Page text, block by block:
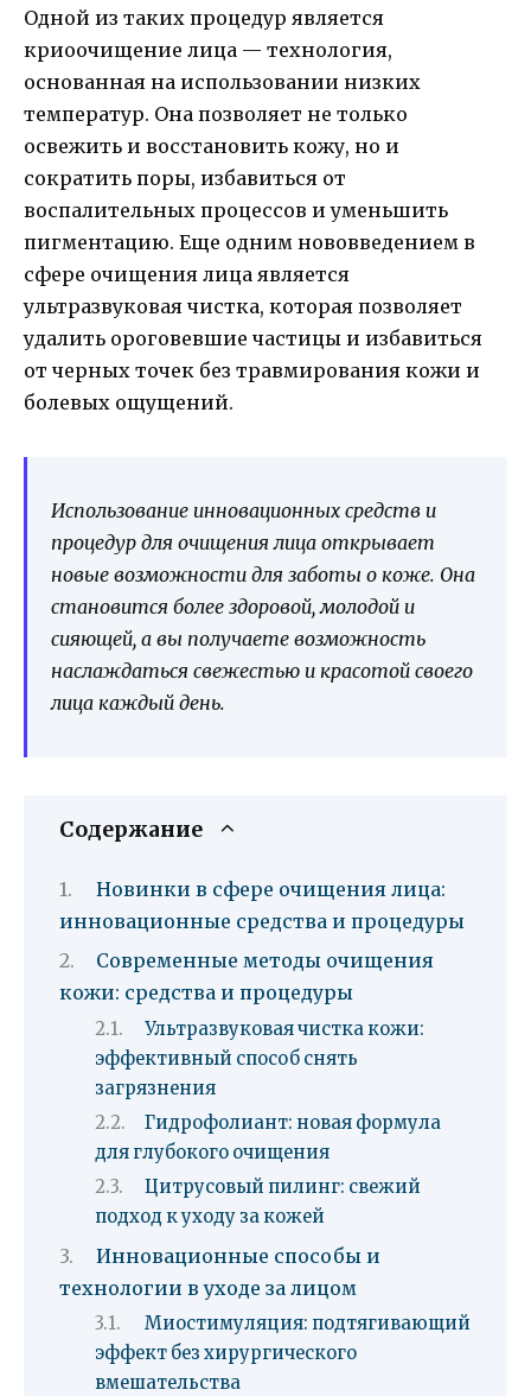
Одной из таких процедур является
криоочищение лица — технология,
основанная на использовании низких
температур. Она позволяет не только
освежить и восстановить кожу, но и
сократить поры, избавиться от
воспалительных процессов и уменьшить
пигментацию. Еще одним нововведением в
сфере очищения лица является
ультразвуковая чистка, которая позволяет
удалить ороговевшие частицы и избавиться
от черных точек без травмирования кожи и
болевых ощущений.
Использование инновационных средств и
процедур для очищения лица открывает
новые возможности для заботы о коже. Она
становится более здоровой, молодой и
сияющей, а вы получаете возможность
наслаждаться свежестью и красотой своего
лица каждый день.
Содержание
Новинки в сфере очищения лица:
инновационные средства и процедуры
Современные методы очищения
кожи: средства и процедуры
Ультразвуковая чистка кожи:
эффективный способ снять
загрязнения
Гидрофолиант: новая формула
для глубокого очищения
Цитрусовый пилинг: свежий
подход к уходу за кожей
Инновационные способы и
технологии в уходе за лицом
Миостимуляция: подтягивающий
эффект без хирургического
вмешательства